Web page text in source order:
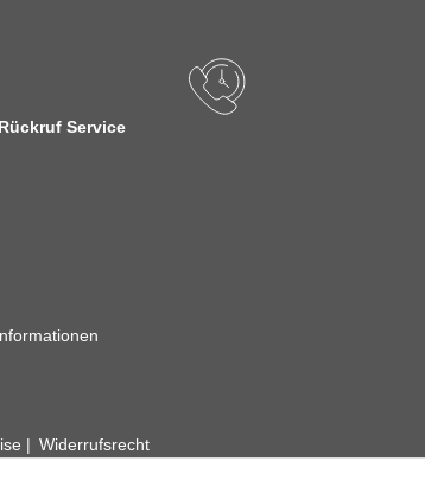
Rückruf Service
Widerrufsrecht